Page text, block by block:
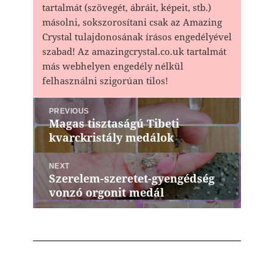
tartalmát (szövegét, ábráit, képeit, stb.)
másolni, sokszorosítani csak az Amazing
Crystal tulajdonosának írásos engedélyével
szabad! Az amazingcrystal.co.uk tartalmát
más webhelyen engedély nélkül
felhasználni szigorúan tilos!
Bejegyzés
navigáció
PREVIOUS
Previous
post:
Magas tisztaságú Tibeti
kvarckristály medálok
NEXT
Next
post:
Szerelem-szeretet-gyengédség
vonzó orgonit medál